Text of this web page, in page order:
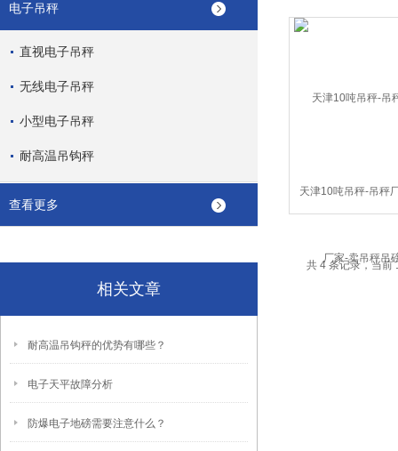
电子吊秤
直视电子吊秤
无线电子吊秤
小型电子吊秤
耐高温吊钩秤
查看更多
相关文章
耐高温吊钩秤的优势有哪些？
电子天平故障分析
防爆电子地磅需要注意什么？
天津10吨吊秤-吊秤
家-卖吊秤吊
共 4 条记录，当